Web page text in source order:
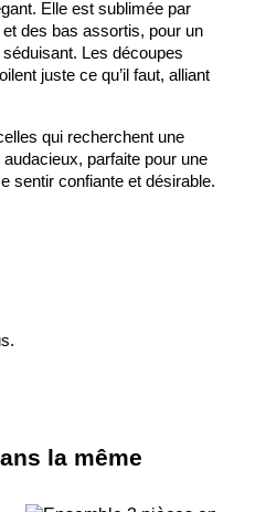
Elle est sublimée par
des bas assortis, pour un
Les découpes
juste ce qu’il faut, alliant
qui recherchent une
parfaite pour une
sentir confiante et désirable.
la même